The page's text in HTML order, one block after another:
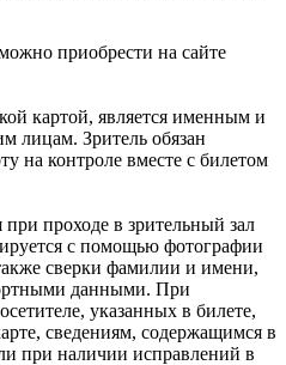
приобрести на сайте
картой, является именным и
лицам. Зритель обязан
на контроле вместе с билетом
проходе в зрительный зал
с помощью фотографии
сверки фамилии и имени,
данными. При
указанных в билете,
сведениям, содержащимся в
при наличии исправлений в